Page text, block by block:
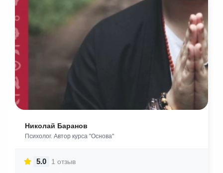
Николай Баранов
Психолог. Автор курса "Основа"
5.0 1 отзыв